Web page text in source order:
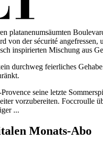
platanenumsäumten
von der sécurité
inspirierten Mischung aus
durchweg feierliches
seine letzte
vorzubereiten. Foccroulle
...
Monats-Abo